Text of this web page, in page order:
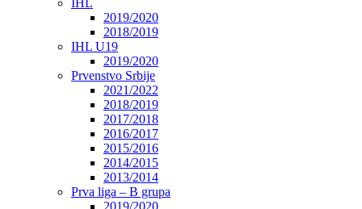
2019/2020
2018/2019
IHL U19
2019/2020
Prvenstvo Srbije
2021/2022
2018/2019
2017/2018
2016/2017
2015/2016
2014/2015
2013/2014
Prva liga – B grupa
2019/2020